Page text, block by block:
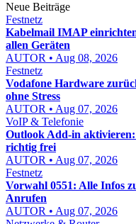
Neue Beiträge
Festnetz
Kabelmail IMAP
allen Geräten
AUTOR • Aug 08, 2026
Festnetz
Vodafone Hardware
ohne Stress
AUTOR • Aug 07, 2026
VoIP & Telefonie
Outlook Add-in aktivieren:
richtig frei
AUTOR • Aug 07, 2026
Festnetz
Vorwahl 0551: Alle Infos
Anrufen
AUTOR • Aug 07, 2026